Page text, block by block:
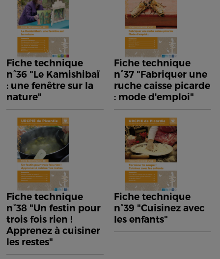
Fiche technique
n°36 "Le Kamishibaï
: une fenêtre sur la
nature"
Fiche technique
n°37 "Fabriquer une
ruche caisse picarde
: mode d'emploi"
Fiche technique
n°38 "Un festin pour
trois fois rien !
Apprenez à cuisiner
les restes"
Fiche technique
n°39 "Cuisinez avec
les enfants"